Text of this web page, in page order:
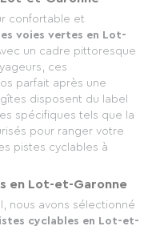
confortable et
voies vertes en Lot-
un cadre pittoresque
ces
parfait après une
disposent du label
spécifiques tels que la
pour ranger votre
pistes cyclables à
en Lot-et-Garonne
nous avons sélectionné
cyclables en Lot-et-